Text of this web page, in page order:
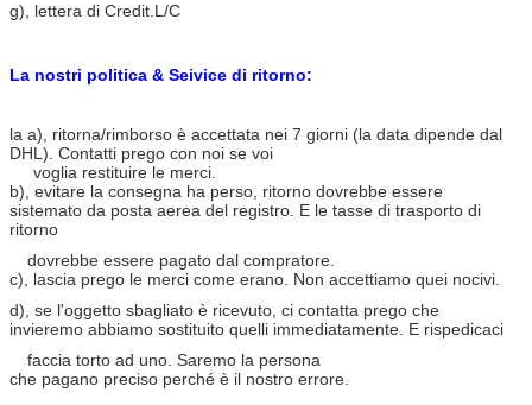
g), lettera di Credit.L/C
La nostri politica & Seivice di ritorno:
la a), ritorna/rimborso è accettata nei 7 giorni (la data dipende dal
DHL). Contatti prego con noi se voi
voglia restituire le merci.
b), evitare la consegna ha perso, ritorno dovrebbe essere
sistemato da posta aerea del registro. E le tasse di trasporto di
ritorno
dovrebbe essere pagato dal compratore.
c), lascia prego le merci come erano. Non accettiamo quei nocivi.
d), se l'oggetto sbagliato è ricevuto, ci contatta prego che
invieremo abbiamo sostituito quelli immediatamente. E rispedicaci
faccia torto ad uno. Saremo la persona
che pagano preciso perché è il nostro errore.